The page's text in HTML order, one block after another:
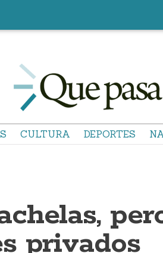
CULTURA DEPORTES
privados